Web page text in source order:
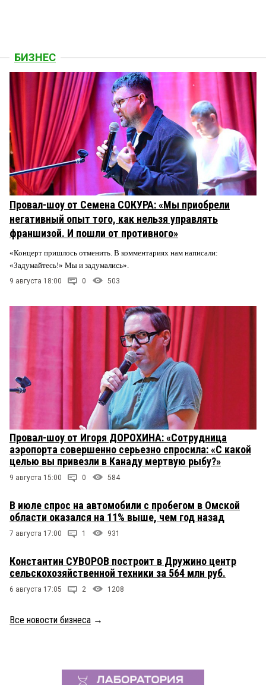
БИЗНЕС
Провал-шоу от Семена СОКУРА: «Мы приобрели
негативный опыт того, как нельзя управлять
франшизой. И пошли от противного»
«Концерт пришлось отменить. В комментариях нам написали:
«Задумайтесь!» Мы и задумались».
9 августа 18:00 0 503
Провал-шоу от Игоря ДОРОХИНА: «Сотрудница
аэропорта совершенно серьезно спросила: «С какой
целью вы привезли в Канаду мертвую рыбу?»
9 августа 15:00 0 584
В июле спрос на автомобили с пробегом в Омской
области оказался на 11% выше, чем год назад
7 августа 17:00 1 931
Константин СУВОРОВ построит в Дружино центр
сельскохозяйственной техники за 564 млн руб.
6 августа 17:05 2 1208
Все новости бизнеса →